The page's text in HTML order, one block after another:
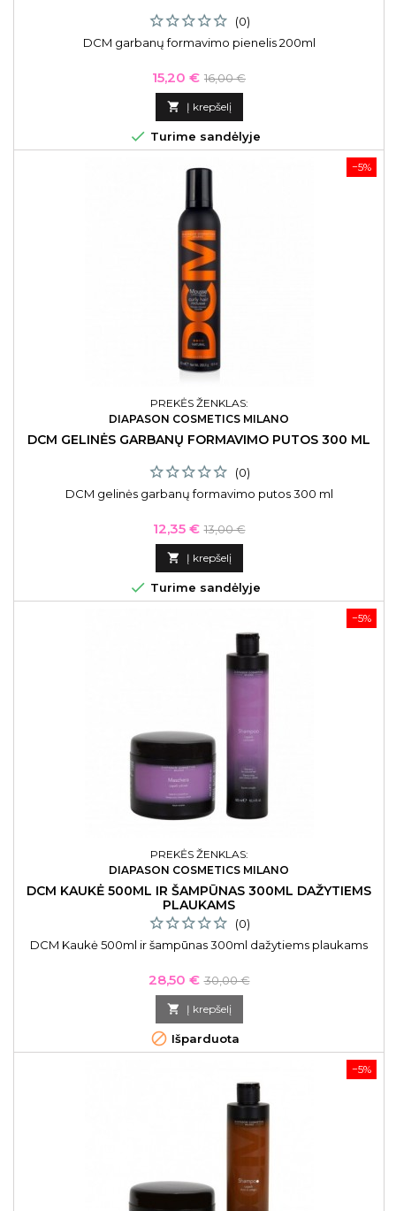
(0)
DCM garbanų formavimo pienelis 200ml
Kaina
15,20 € Bazinė
kaina
16,00 €
 Į krepšelį
 Turime sandėlyje
−5%
PREKĖS ŽENKLAS:
DIAPASON COSMETICS MILANO
DCM GELINĖS GARBANŲ FORMAVIMO PUTOS 300 ML
(0)
DCM gelinės garbanų formavimo putos 300 ml
Kaina
12,35 € Bazinė
kaina
13,00 €
 Į krepšelį
 Turime sandėlyje
−5%
PREKĖS ŽENKLAS:
DIAPASON COSMETICS MILANO
DCM KAUKĖ 500ML IR ŠAMPŪNAS 300ML DAŽYTIEMS
PLAUKAMS
(0)
DCM Kaukė 500ml ir šampūnas 300ml dažytiems plaukams
Kaina
28,50 € Bazinė
kaina
30,00 €
 Į krepšelį
 Išparduota
−5%